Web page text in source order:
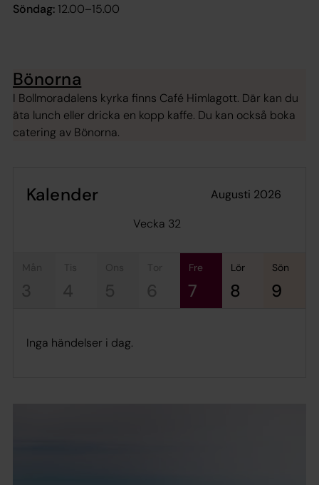
Söndag: 12.00–15.00
Bönorna
I Bollmoradalens kyrka finns Café Himlagott. Där kan du
äta lunch eller dricka en kopp kaffe. Du kan också boka
catering av Bönorna.
Kalender
augusti 2026
Vecka 32
tis
4
tor
6
fre
7
lör
8
sön
9
Inga händelser i dag.